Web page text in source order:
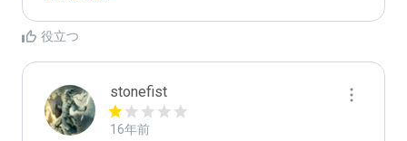
役立つ
stonefist
16年前